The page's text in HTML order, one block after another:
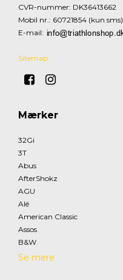
CVR-nummer: DK36413662
Mobil nr.: 60721854 (kun sms)
E-mail:
Sitemap
Mærker
32Gi
3T
Abus
AfterShokz
AGU
Alé
American Classic
Assos
B&W
Se mere